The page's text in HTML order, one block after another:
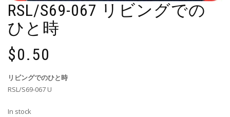
RSL/S69-067 リビングでの
ひと時
$0.50
リビングでのひと時
RSL/S69-067 U
In stock